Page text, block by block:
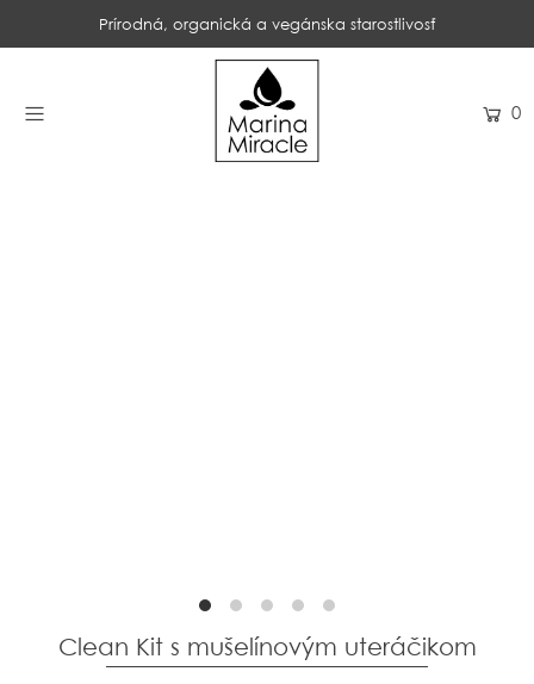
Prírodná, organická a vegánska starostlivosť
0
Clean Kit s mušelínovým uteráčikom
DOMOV